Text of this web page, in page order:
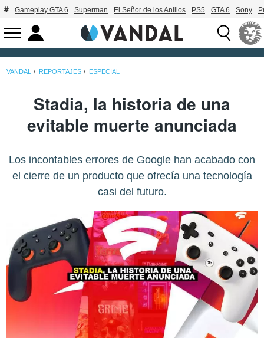
Gameplay GTA 6 Superman El Señor de los Anillos PS5 GTA 6 Sony
VANDAL REPORTAJES ESPECIAL
Stadia, la historia de una
evitable muerte anunciada
Los incontables errores de Google han acabado con
el cierre de un producto que ofrecía una tecnología
casi del futuro.